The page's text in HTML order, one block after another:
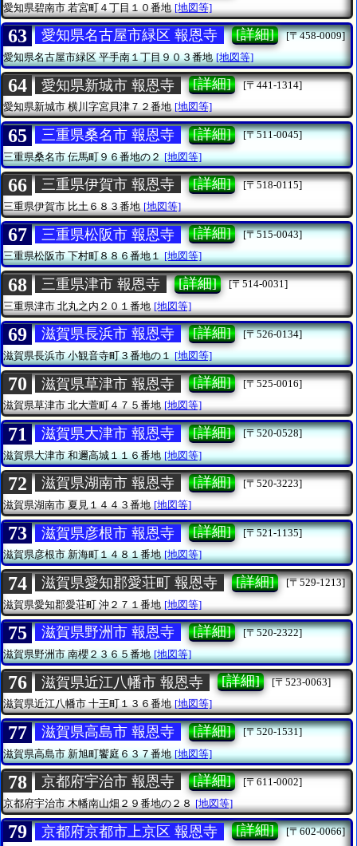
愛知県碧南市 若宮町４丁目１０番地 [地図等]
63 愛知県名古屋市緑区 報恩寺 [詳細]
[〒458-0009]
愛知県名古屋市緑区平手南１丁目９０３番地 [地図等]
64 愛知県新城市 報恩寺 [詳細]
[〒441-1314]
愛知県新城市横川字宮貝津７２番地 [地図等]
65 三重県桑名市 報恩寺 [詳細]
[〒511-0045]
三重県桑名市伝馬町９６番地の２ [地図等]
66 三重県伊賀市 報恩寺 [詳細]
[〒518-0115]
三重県伊賀市 比土６８３番地 [地図等]
67 三重県松阪市 報恩寺 [詳細]
[〒515-0043]
三重県松阪市下村町８８６番地１ [地図等]
68 三重県津市 報恩寺 [詳細]
[〒514-0031]
三重県津市 北丸之内２０１番地 [地図等]
69 滋賀県長浜市 報恩寺 [詳細]
[〒526-0134]
滋賀県長浜市小観音寺町３番地の１ [地図等]
70 滋賀県草津市 報恩寺 [詳細]
[〒525-0016]
滋賀県草津市北大萱町４７５番地 [地図等]
71 滋賀県大津市 報恩寺 [詳細]
[〒520-0528]
滋賀県大津市和邇高城１１６番地 [地図等]
72 滋賀県湖南市 報恩寺 [詳細]
[〒520-3223]
滋賀県湖南市 夏見１４４３番地 [地図等]
73 滋賀県彦根市 報恩寺 [詳細]
[〒521-1135]
滋賀県彦根市新海町１４８１番地 [地図等]
74 滋賀県愛知郡愛荘町 報恩寺 [詳細]
[〒529-1213]
滋賀県愛知郡愛荘町 沖２７１番地 [地図等]
75 滋賀県野洲市 報恩寺 [詳細]
[〒520-2322]
滋賀県野洲市南櫻２３６５番地 [地図等]
76 滋賀県近江八幡市 報恩寺 [詳細]
[〒523-0063]
滋賀県近江八幡市十王町１３６番地 [地図等]
77 滋賀県高島市 報恩寺 [詳細]
[〒520-1531]
滋賀県高島市新旭町饗庭６３７番地 [地図等]
78 京都府宇治市 報恩寺 [詳細]
[〒611-0002]
京都府宇治市 木幡南山畑２９番地の２８ [地図等]
79 京都府京都市上京区 報恩寺 [詳細] [〒602-0066]